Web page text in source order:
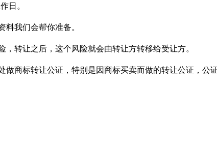
日。
我们会帮你准备。
转让之后，这个风险就会由转让方转移给受让方。
商标转让公证，特别是因商标买卖而做的转让公证，